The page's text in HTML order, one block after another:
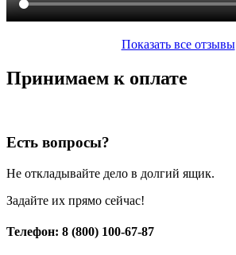
Показать все отзывы
Принимаем к оплате
Есть вопросы?
Не откладывайте дело в долгий ящик.
Задайте их прямо сейчас!
Телефон: 8 (800) 100-67-87